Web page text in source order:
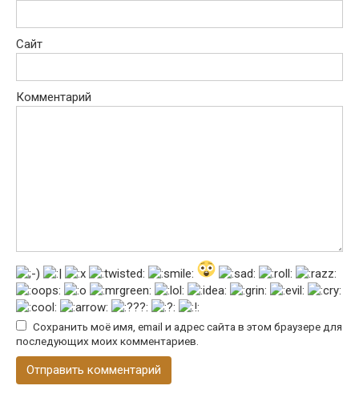
Сайт
Комментарий
Сохранить моё имя, email и адрес сайта в этом браузере для
последующих моих комментариев.